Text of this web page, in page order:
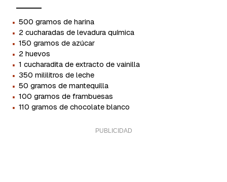
· 500 gramos de harina
· 2 cucharadas de levadura química
· 150 gramos de azúcar
· 2 huevos
· 1 cucharadita de extracto de vainilla
· 350 mililitros de leche
· 50 gramos de mantequilla
· 100 gramos de frambuesas
· 110 gramos de chocolate blanco